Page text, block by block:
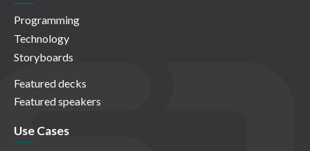
Programming
Technology
Storyboards
Featured decks
Featured speakers
Use Cases